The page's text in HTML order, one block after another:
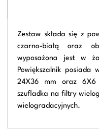
Zestaw składa się z
czarno-białą oraz
wyposażona jest w
Powiększalnik posiada
24X36 mm oraz 6X6
szufladka na filtry
wielogradacyjnych.